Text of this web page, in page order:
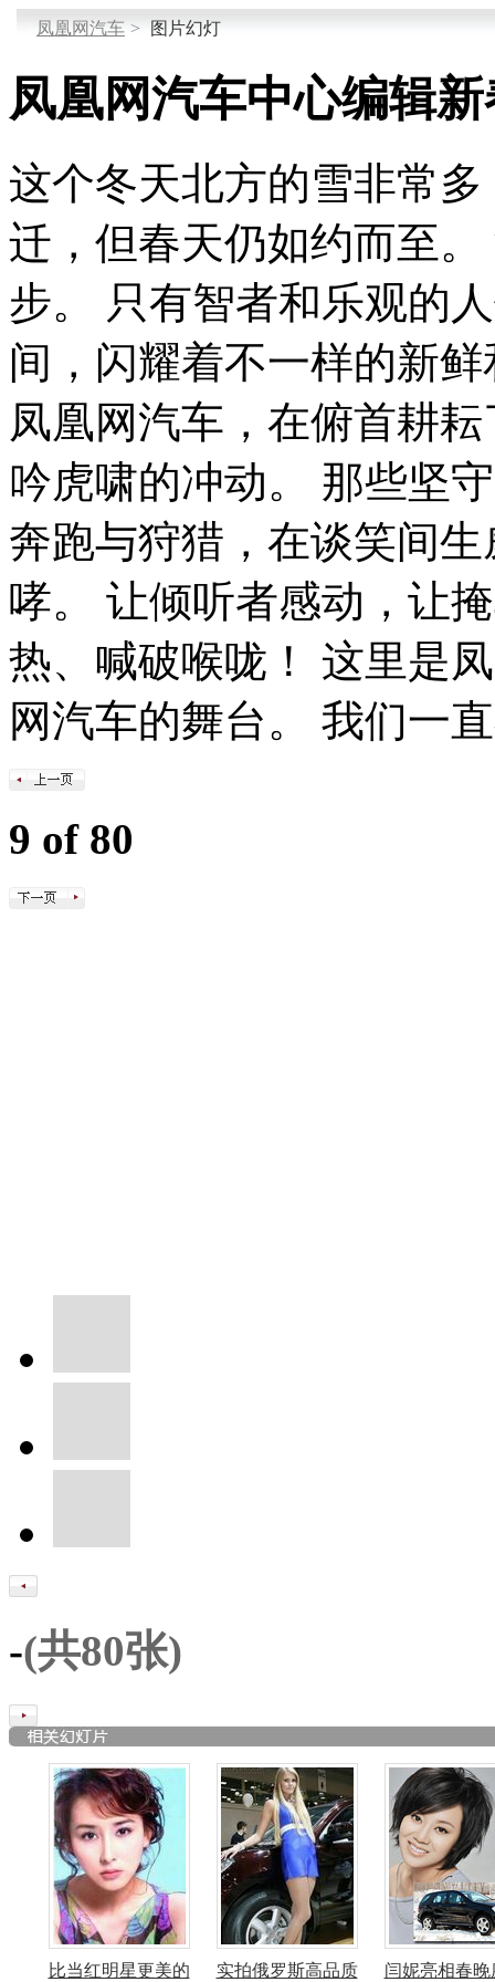
凤凰网汽车 > 图片幻灯
凤凰网汽车中心编辑
这个冬天北方的雪非常
迁，但春天仍如约而至
步。 只有智者和乐观的
间，闪耀着不一样的新
凤凰网汽车，在俯首耕
吟虎啸的冲动。 那些坚
奔跑与狩猎，在谈笑间
哮。 让倾听者感动，让
热、喊破喉咙！ 这里是
网汽车的舞台。 我们一
9 of 80
-(共80张)
比当红明星更美的 实拍俄罗斯高品质 闫妮亮相春晚